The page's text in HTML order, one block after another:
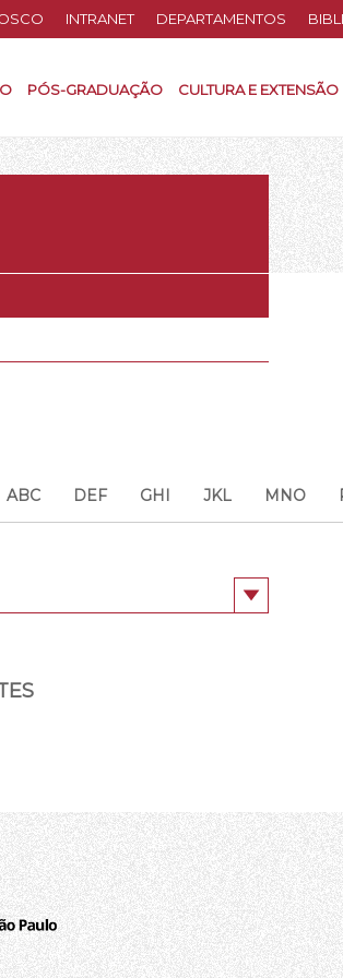
INTRANET DEPARTAMENTOS
PÓS-GRADUAÇÃO CULTURA E EXTENSÃO
ABC DEF GHI JKL MNO